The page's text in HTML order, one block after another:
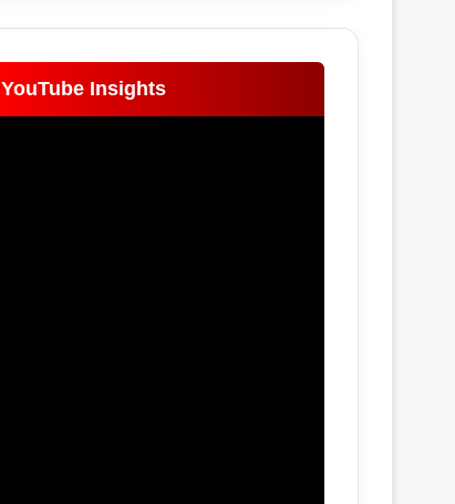
YouTube Insights